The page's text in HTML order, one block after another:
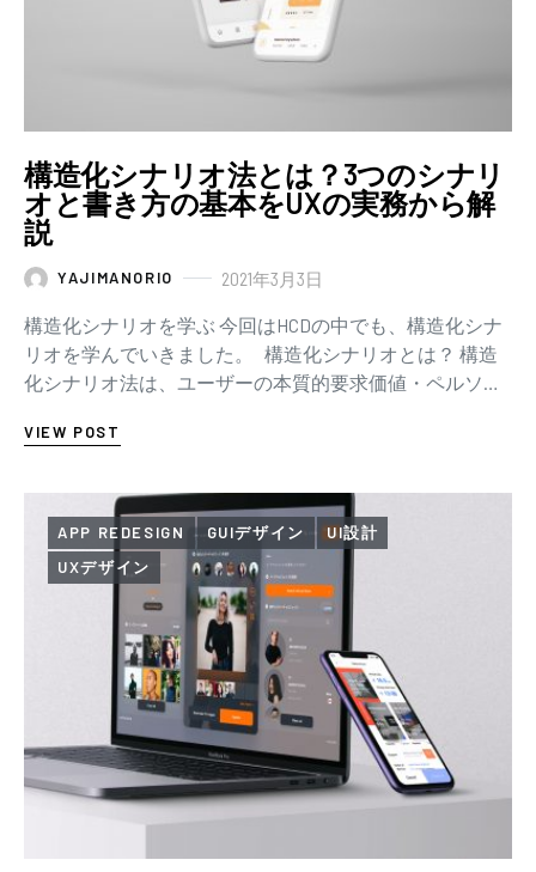
構造化シナリオ法とは？3つのシナリ
オと書き方の基本をUXの実務から解
説
YAJIMANORIO 2021年3月3日
構造化シナリオを学ぶ 今回はHCDの中でも、構造化シナ
リオを学んでいきました。 構造化シナリオとは？ 構造
化シナリオ法は、ユーザーの本質的要求価値・ペルソ
VIEW POST
APP REDESIGN GUIデザイン
UI設計
UXデザイン